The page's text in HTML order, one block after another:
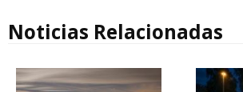
Noticias Relacionadas